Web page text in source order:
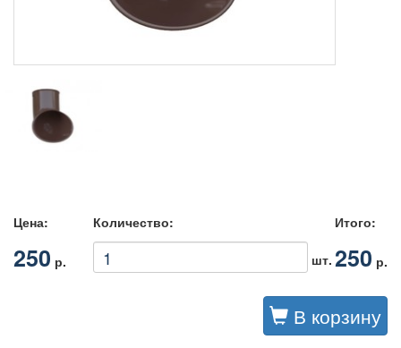
Цена:
250 р.
Количество:
шт.
Итого:
250 р.
В корзину